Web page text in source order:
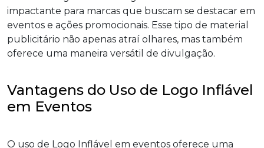
impactante para marcas que buscam se destacar em
eventos e ações promocionais. Esse tipo de material
publicitário não apenas atraí olhares, mas também
oferece uma maneira versátil de divulgação.
Vantagens do Uso de Logo Inflável
em Eventos
O uso de Logo Inflável em eventos oferece uma